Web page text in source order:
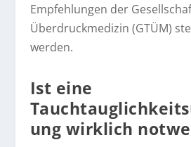
Empfehlungen der
Überdruckmedizin (GTÜM)
werden.
Ist eine
ung wirklich